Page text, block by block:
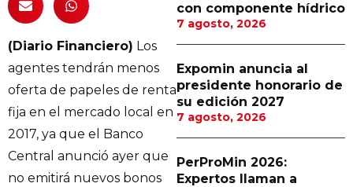
(Diario Financiero) Los
agentes tendrán menos
oferta de papeles de renta
fija en el mercado local en
2017, ya que el Banco
Central anunció ayer que
no emitirá nuevos bonos
con componente hídrico
7 agosto, 2026
Expomin anuncia al
presidente honorario de
su edición 2027
7 agosto, 2026
PerProMin 2026:
Expertos llaman a